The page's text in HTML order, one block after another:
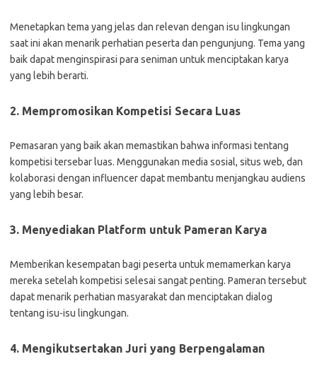
Menetapkan tema yang jelas dan relevan dengan isu lingkungan
saat ini akan menarik perhatian peserta dan pengunjung. Tema yang
baik dapat menginspirasi para seniman untuk menciptakan karya
yang lebih berarti.
2. Mempromosikan Kompetisi Secara Luas
Pemasaran yang baik akan memastikan bahwa informasi tentang
kompetisi tersebar luas. Menggunakan media sosial, situs web, dan
kolaborasi dengan influencer dapat membantu menjangkau audiens
yang lebih besar.
3. Menyediakan Platform untuk Pameran Karya
Memberikan kesempatan bagi peserta untuk memamerkan karya
mereka setelah kompetisi selesai sangat penting. Pameran tersebut
dapat menarik perhatian masyarakat dan menciptakan dialog
tentang isu-isu lingkungan.
4. Mengikutsertakan Juri yang Berpengalaman